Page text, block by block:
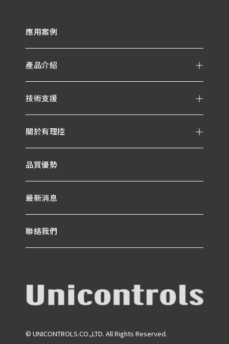
應用案例
產品介紹
技術支援
關於有理控
品質優勢
最新消息
聯絡我們
© UNICONTROLS.CO.,LTD. All Rights Reserved.